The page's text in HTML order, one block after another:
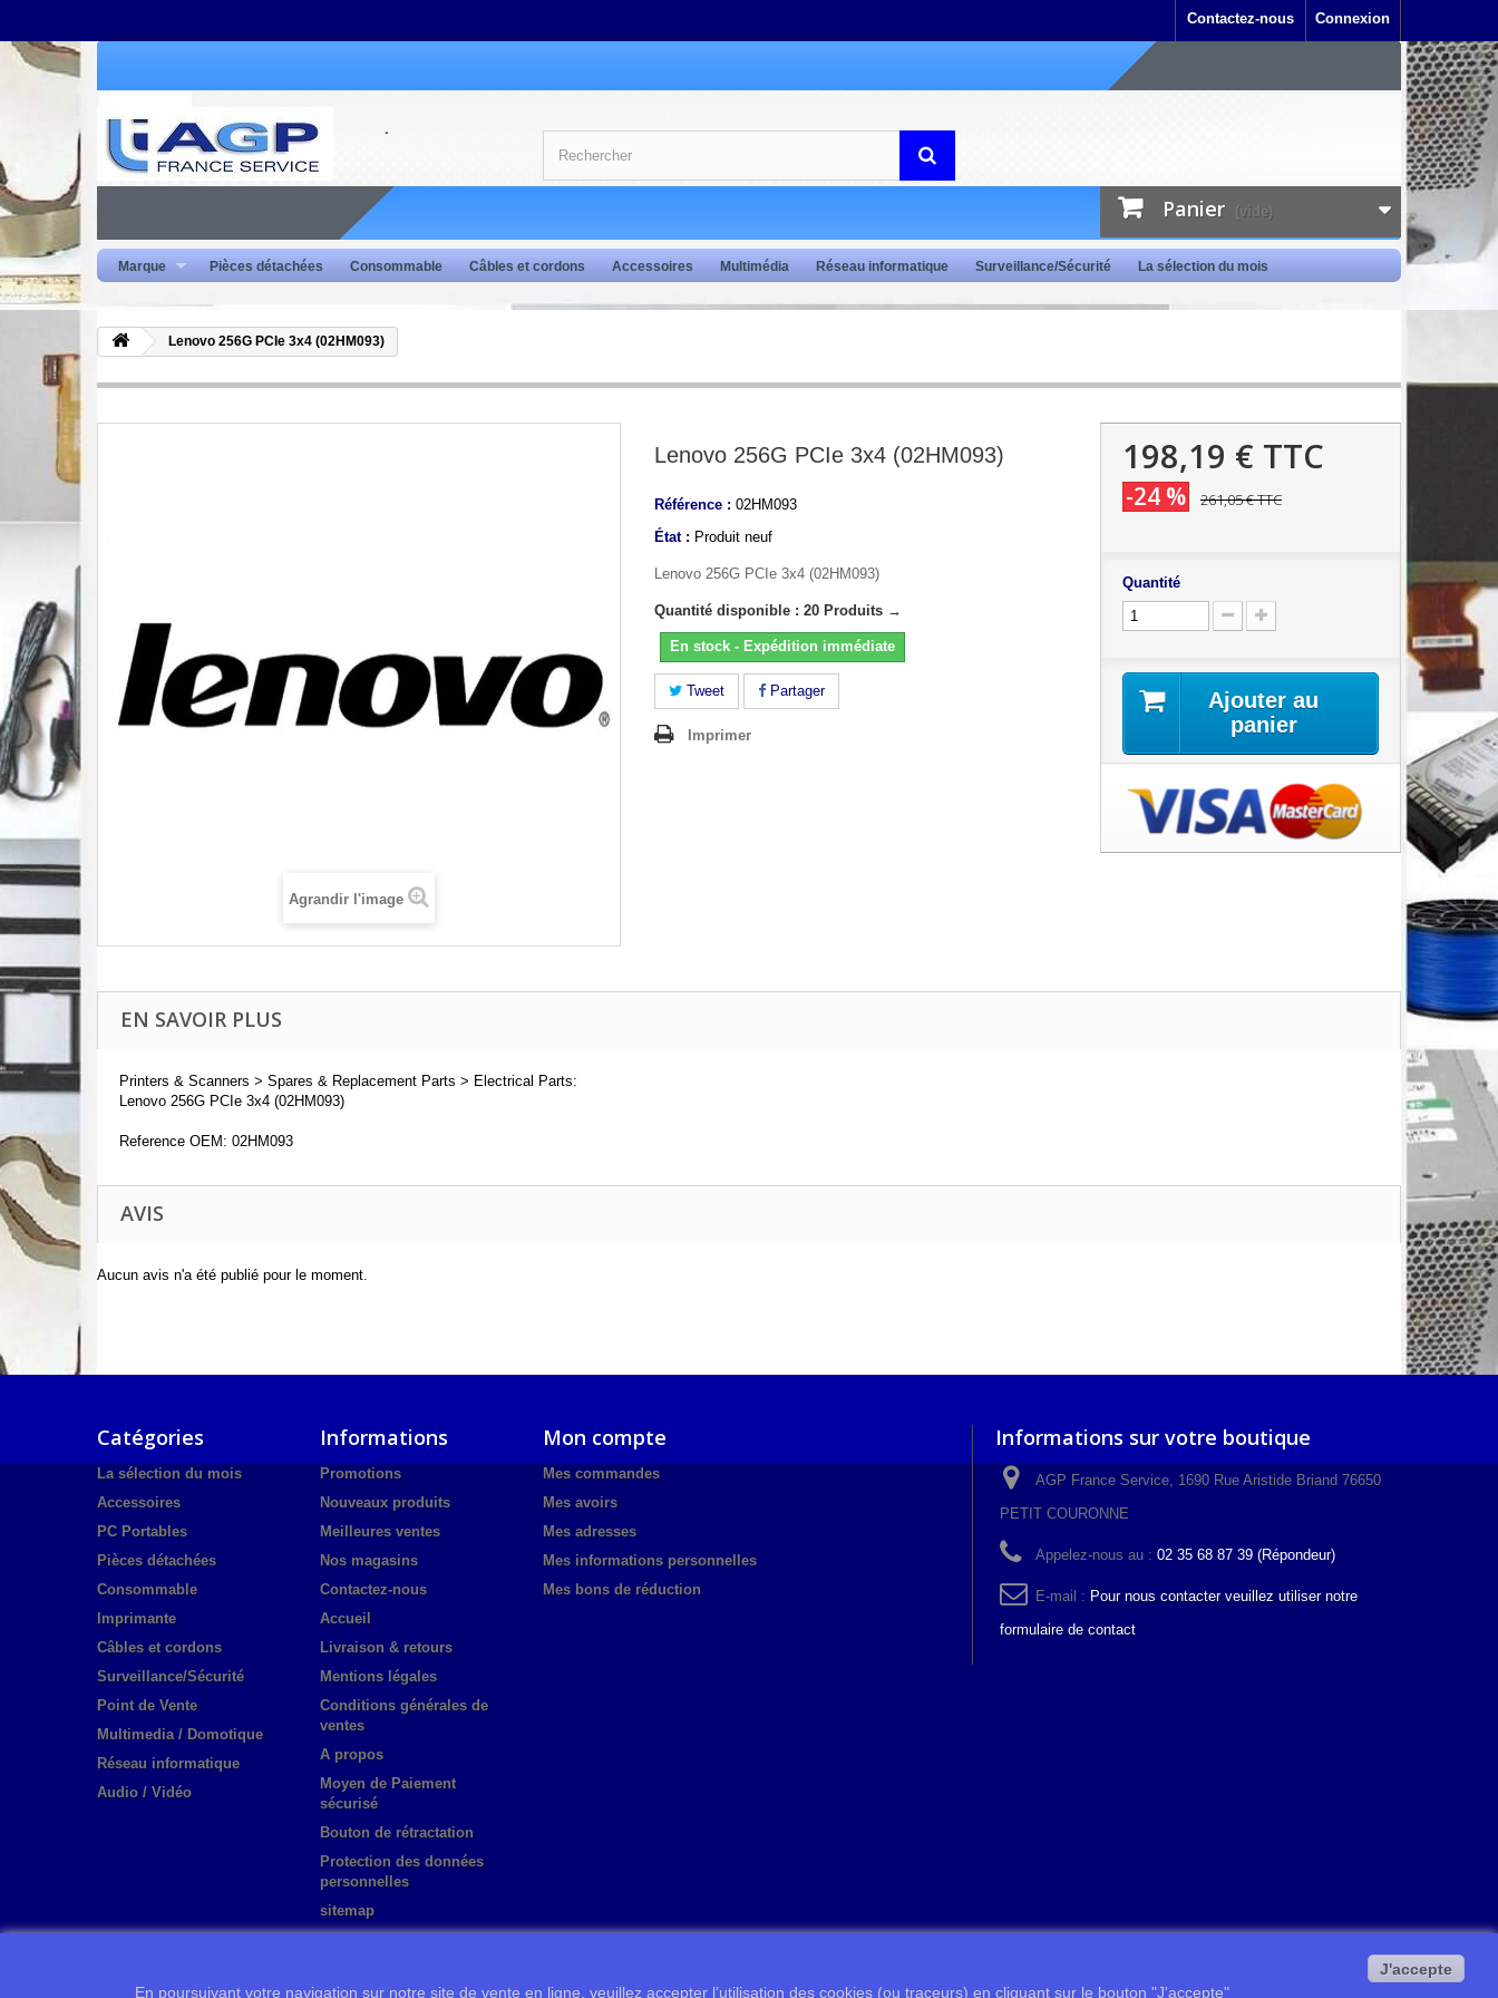
Connexion
Contactez-nous
Panier (vide)
Marque Pièces détachées Consommable Câbles et cordons Accessoires Multimédia Réseau informatique Surveillance/Sécurité La sélection du mois
Lenovo 256G PCIe 3x4 (02HM093)
Agrandir l'image
Lenovo 256G PCIe 3x4 (02HM093)
Référence : 02HM093
État : Produit neuf
Lenovo 256G PCIe 3x4 (02HM093)
Quantité disponible : 20 Produits →
En stock - Expédition immédiate
Tweet Partager
Imprimer
198,19 € TTC
-24 % 261,05 €TTC
Quantité
Ajouter au
panier
EN SAVOIR PLUS
Printers & Scanners > Spares & Replacement Parts > Electrical Parts:
Lenovo 256G PCIe 3x4 (02HM093)
Reference OEM: 02HM093
AVIS
Aucun avis n'a été publié pour le moment.
Catégories
La sélection du mois
Accessoires
PC Portables
Pièces détachées
Consommable
Imprimante
Câbles et cordons
Surveillance/Sécurité
Point de Vente
Multimedia / Domotique
Réseau informatique
Audio / Vidéo
Informations
Promotions
Nouveaux produits
Meilleures ventes
Nos magasins
Contactez-nous
Accueil
Livraison & retours
Mentions légales
Conditions générales de
ventes
A propos
Moyen de Paiement
sécurisé
Bouton de rétractation
Protection des données
personnelles
sitemap
Mon compte
Mes commandes
Mes avoirs
Mes adresses
Mes informations personnelles
Mes bons de réduction
Informations sur votre boutique
AGP France Service, 1690 Rue Aristide Briand 76650
PETIT COURONNE
Appelez-nous au : 02 35 68 87 39 (Répondeur)
E-mail : Pour nous contacter veuillez utiliser notre
formulaire de contact
En poursuivant votre navigation sur notre site de vente en ligne, veuillez accepter l’utilisation des cookies (ou traceurs) en cliquant sur le bouton "J'accepte"
J'accepte